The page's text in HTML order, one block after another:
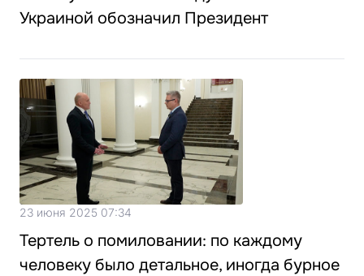
Украиной обозначил Президент
23 июня 2025 07:34
Тертель о помиловании: по каждому
человеку было детальное, иногда бурное